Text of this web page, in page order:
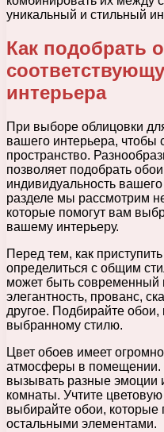
уникальный и стильный
Как подобрать
интерьера
При выборе облицовки
вашего интерьера, чтобы
пространство.
позволяет подобрать
индивидуальность
разделе мы рассмотрим
которые помогут вам
вашему интерьеру.
Перед тем, как
определиться с общим
может быть современный
элегантность, прованс,
другое. Подбирайте обои,
выбранному стилю.
Цвет обоев имеет
атмосферы в помещении.
вызывать разные эмоции
комнаты. Учтите
выбирайте обои, которые
остальными элементами.